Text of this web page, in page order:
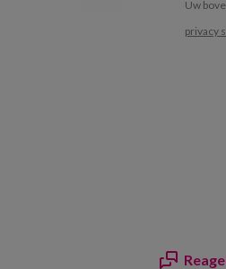
Uw
privacy